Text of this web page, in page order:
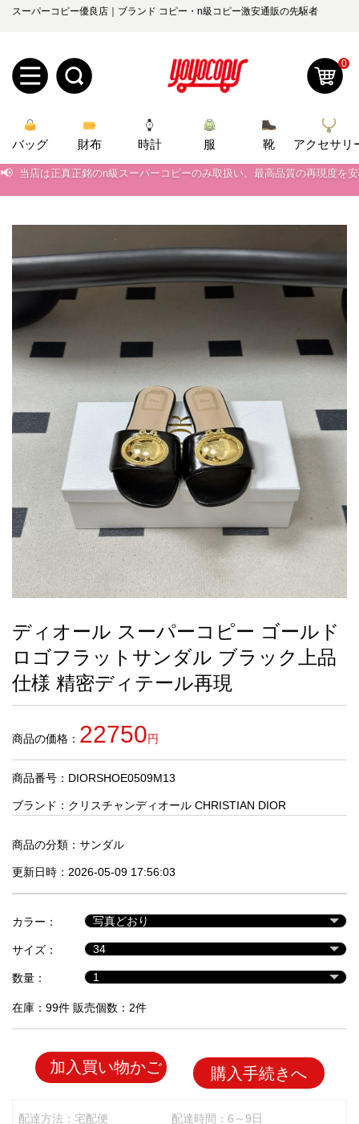
スーパーコピー優良店｜ブランド コピー・n級コピー激安通販の先駆者
規
ユ
ザ
ー
登
録
ロ
グ
ン
オ
管
せ
yoyocopys@gmail.com
2026人気特集
バッグ
財布
時計
服
ズボン
衣装セット
靴
住まい用品
アクセサリー
ベルト
スカーフ
アイフォーンケ
ース
小物
最
新
製
品
お
す
す
め
商
人
気
商
セ
ル
品
0
バッグ 財布 時計 服 靴 アクセサリ
📢 当店は正真正銘のn級スーパーコピーのみ取扱い。最高品質の再現度を
当店は正真正銘のn級スーパーコピーのみ取扱い。最高品質の再現度を
📢 2026春の新作続々更新中！期間中のご注文でお得な割引をご利用いただ
新作入荷！ルイ・ヴィトンスーパーコピー バッグ最新モデルが登場。
ディオール スーパーコピー ゴールド
ロゴフラットサンダル ブラック上品
仕様 精密ディテール再現
商品の価格： 22750円
商品番号：DIORSHOE0509M13
ブランド： クリスチャンディオール CHRISTIAN DIOR
商品の分類： サンダル
更新日時：2026-05-09 17:56:03
カラー：
サイズ：
数量：
在庫：99件 販売個数：2件
加入買い物かご 購入手続きへ
配達方法：宅配便
配達時間：6～9日